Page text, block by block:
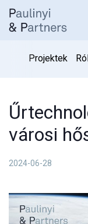
Projektek
városi
2024-06-28